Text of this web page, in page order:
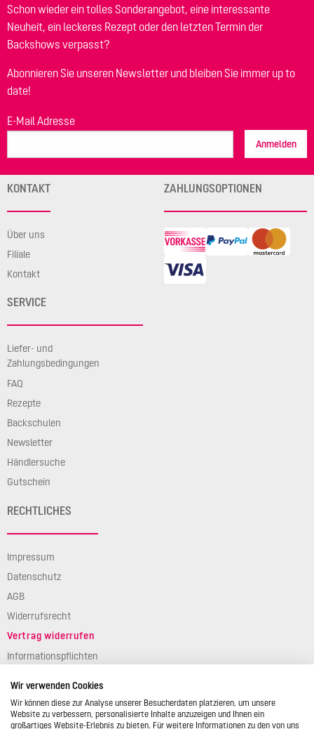
Schon wieder ein tolles Sonderangebot, eine interessante
Neuheit, ein leckeres Rezept oder den letzten Termin der
Backshows verpasst?
Abonnieren Sie unseren Newsletter und bleiben Sie immer up to
date!
E-Mail Adresse
Anmelden
KONTAKT
Über uns
Filiale
Kontakt
SERVICE
Liefer- und
Zahlungsbedingungen
FAQ
Rezepte
Backschulen
Newsletter
Händlersuche
Gutschein
RECHTLICHES
Impressum
Datenschutz
AGB
Widerrufsrecht
Vertrag widerrufen
Informationspflichten
ZAHLUNGSOPTIONEN
Wir verwenden Cookies
Wir können diese zur Analyse unserer Besucherdaten platzieren, um unsere
Website zu verbessern, personalisierte Inhalte anzuzeigen und Ihnen ein
großartiges Website-Erlebnis zu bieten. Für weitere Informationen zu den von uns